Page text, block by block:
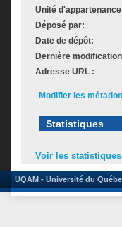
Unité
Déposé par:
Date de dépôt:
Dernière
Adresse URL :
Modifier les
Statistiques
Voir les
UQAM - Université du